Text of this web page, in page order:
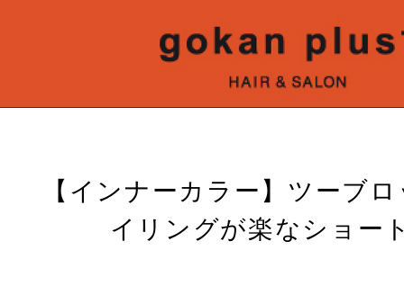
【インナーカラー】ツーブ
イリングが楽なショー